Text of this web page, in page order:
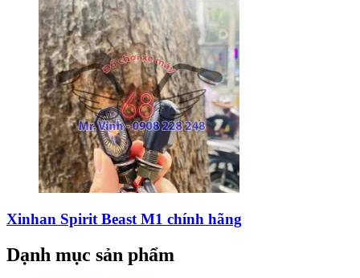
Xinhan Spirit Beast M1 chính hãng
Dạnh mục sản phẩm